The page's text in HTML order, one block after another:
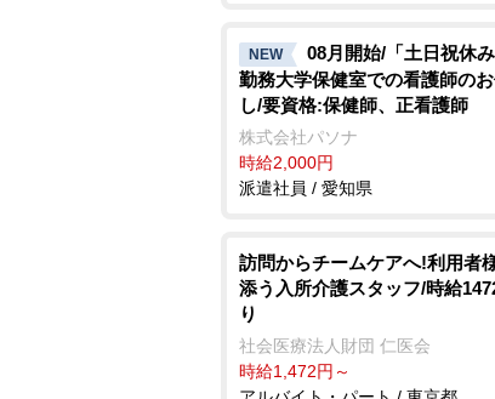
NEW
08月開始/「土日祝休
勤務大学保健室での看護師の
し/要資格:保健師、正看護師
株式会社パソナ
時給2,000円
派遣社員 / 愛知県
訪問からチームケアへ!利用者
添う入所介護スタッフ/時給
り
社会医療法人財団 仁医会
時給1,472円～